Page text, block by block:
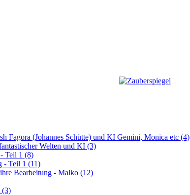
Fagora (Johannes Schütte) und KI Gemini, Monica etc (4)
Welten und KI (3)
Teil 1 (8)
- Teil 1 (11)
Bearbeitung - Malko (12)
(3)